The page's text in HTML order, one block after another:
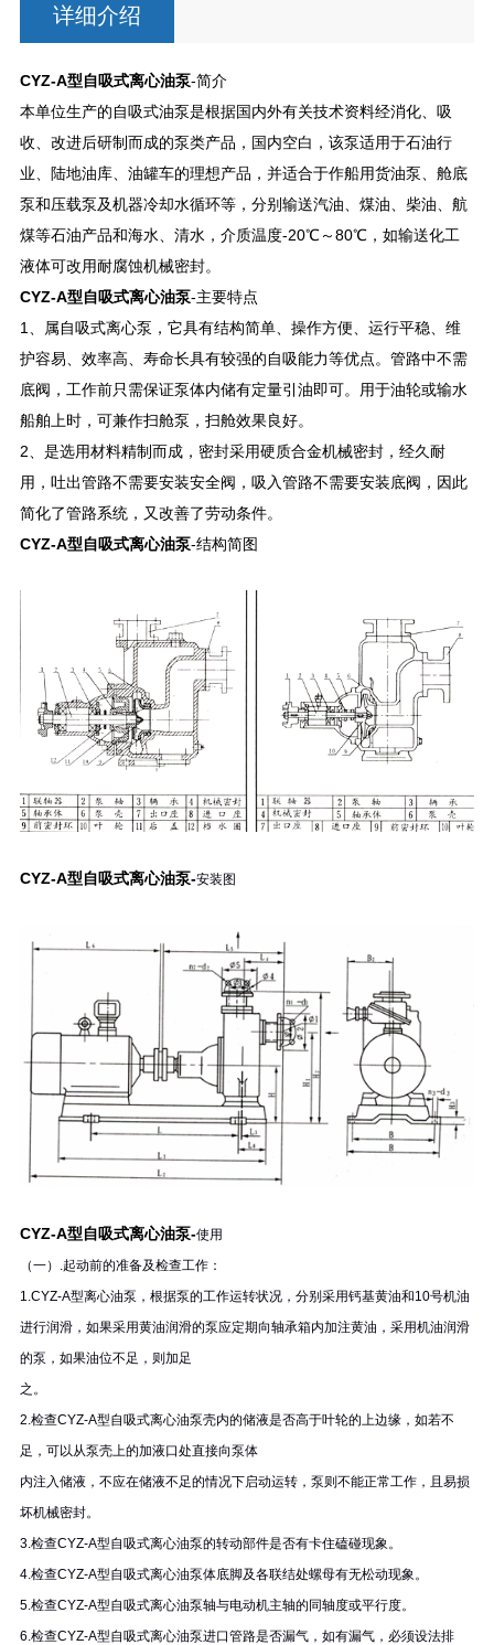
详细介绍
CYZ-A型自吸式离心油泵-简介
本单位生产的自吸式油泵是根据国内外有关技术资料经消化、吸
收、改进后研制而成的泵类产品，国内空白，该泵适用于石油行
业、陆地油库、油罐车的理想产品，并适合于作船用货油泵、舱底
泵和压载泵及机器冷却水循环等，分别输送汽油、煤油、柴油、航
煤等石油产品和海水、清水，介质温度-20℃～80℃，如输送化工
液体可改用耐腐蚀机械密封。
CYZ-A型自吸式离心油泵-主要特点
1、属自吸式离心泵，它具有结构简单、操作方便、运行平稳、维
护容易、效率高、寿命长具有较强的自吸能力等优点。管路中不需
底阀，工作前只需保证泵体内储有定量引油即可。用于油轮或输水
船舶上时，可兼作扫舱泵，扫舱效果良好。
2、是选用材料精制而成，密封采用硬质合金机械密封，经久耐
用，吐出管路不需要安装安全阀，吸入管路不需要安装底阀，因此
简化了管路系统，又改善了劳动条件。
CYZ-A型自吸式离心油泵-结构简图
CYZ-A型自吸式离心油泵-安装图
CYZ-A型自吸式离心油泵-使用
（一）.起动前的准备及检查工作：
1.CYZ-A型离心油泵，根据泵的工作运转状况，分别采用钙基黄油和10号机油
进行润滑，如果采用黄油润滑的泵应定期向轴承箱内加注黄油，采用机油润滑
的泵，如果油位不足，则加足
之。
2.检查CYZ-A型自吸式离心油泵壳内的储液是否高于叶轮的上边缘，如若不
足，可以从泵壳上的加液口处直接向泵体
内注入储液，不应在储液不足的情况下启动运转，泵则不能正常工作，且易损
坏机械密封。
3.检查CYZ-A型自吸式离心油泵的转动部件是否有卡住磕碰现象。
4.检查CYZ-A型自吸式离心油泵体底脚及各联结处螺母有无松动现象。
5.检查CYZ-A型自吸式离心油泵轴与电动机主轴的同轴度或平行度。
6.检查CYZ-A型自吸式离心油泵进口管路是否漏气，如有漏气，必须设法排